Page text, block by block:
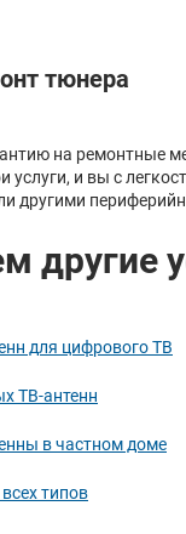
тюнера
на ремонтные
услуги, и вы с
другими
другие
для цифрового ТВ
ТВ-антенн
в частном доме
типов